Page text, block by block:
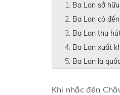
Ba Lan sở
Ba Lan có
Ba Lan thu
Ba Lan xuất
Ba Lan là
Khi nhắc đến